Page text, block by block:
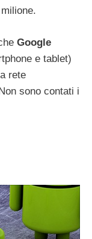
Google
e tablet)
rete
sono contati i